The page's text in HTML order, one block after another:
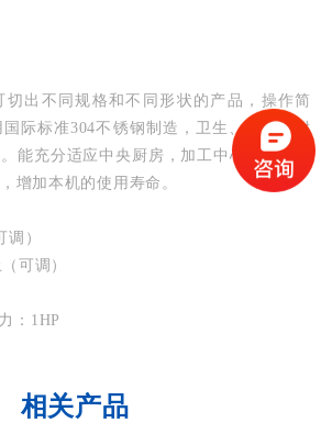
切出不同规格和不同形状的产品，操作简
际标准304不锈钢制造，卫生、美观、耐
能充分适应中央厨房，加工中心等潮湿环
增加本机的使用寿命。
调）
可调）
： 1HP
相关产品